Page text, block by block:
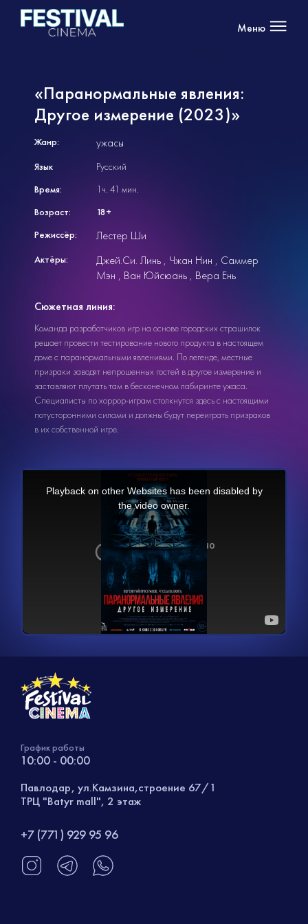
Меню
«Паранормальные явления:
Другое измерение (2023)»
Жанр: ужасы
Язык
Русский
Время:
1ч. 41 мин.
Возраст:
18+
Режиссёр:
Лестер Ши
Актёры: Джей.Си. Линь Чжан Нин
Саммер
Мэн
Ван Юйсюань Вера Ень
Сюжетная линия:
Команда разработчиков игр на основе городских страшилок
решает провести тестирование нового продукта в настоящем
доме с паранормальными явлениями. По легенде, местные
призраки заводят непрошенных гостей в другое измерение и
заставляют плутать там в бесконечном лабиринте ужаса.
Специалисты по хоррор-играм столкнутся здесь с настоящими
потусторонними силами и должны будут переиграть призраков
в их собственной игре.
This
Playback on other Websites has been disabled by
the video owner.
График работы
10:00 - 00:00
Павлодар, ул.Камзина,строение 67/1
ТРЦ "Batyr mall", 2 этаж
+7 (771) 929 95 96